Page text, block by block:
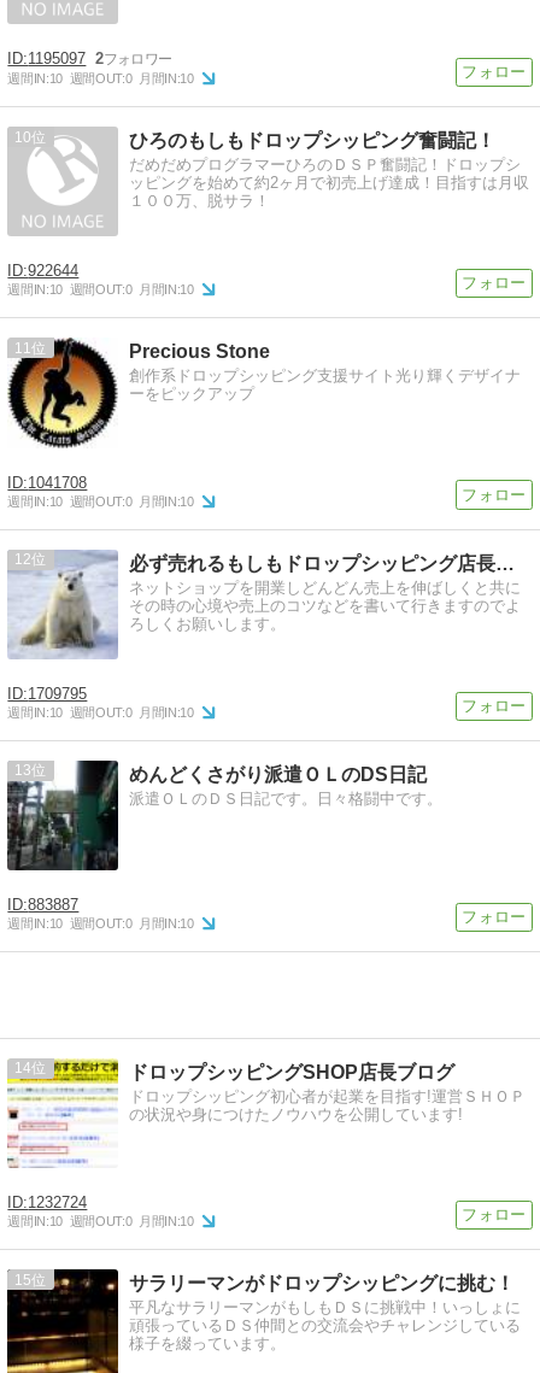
1195097 2
週間IN:10 週間OUT:0 月間IN:10
10 ひろのもしもドロップシッピング奮闘記！
だめだめプログラマーひろのＤＳＰ奮闘記！ドロップシ
ッピングを始めて約2ヶ月で初売上げ達成！目指すは月収
１００万、脱サラ！
922644
週間IN:10 週間OUT:0 月間IN:10
11 Precious Stone
創作系ドロップシッピング支援サイト光り輝くデザイナ
ーをピックアップ
1041708
週間IN:10 週間OUT:0 月間IN:10
12 必ず売れるもしもドロップシッピング店長ブログ
ネットショップを開業しどんどん売上を伸ばしくと共に
その時の心境や売上のコツなどを書いて行きますのでよ
ろしくお願いします。
1709795
週間IN:10 週間OUT:0 月間IN:10
13 めんどくさがり派遣ＯＬのDS日記
派遣ＯＬのＤＳ日記です。日々格闘中です。
883887
週間IN:10 週間OUT:0 月間IN:10
14 ドロップシッピングSHOP店長ブログ
ドロップシッピング初心者が起業を目指す!運営ＳＨＯＰ
の状況や身につけたノウハウを公開しています!
1232724
週間IN:10 週間OUT:0 月間IN:10
15 サラリーマンがドロップシッピングに挑む！
平凡なサラリーマンがもしもＤＳに挑戦中！いっしょに
頑張っているＤＳ仲間との交流会やチャレンジしている
様子を綴っています。